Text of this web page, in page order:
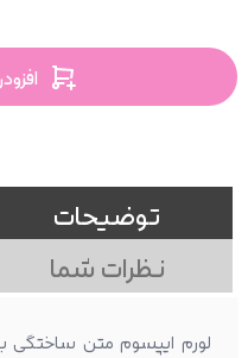
توضیحات
نظرات شما
لورم ایپسوم متن ساختگی